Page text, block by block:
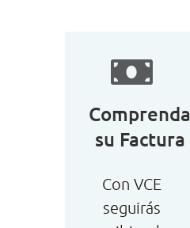
Comprenda
su Factura
Con VCE
seguirás